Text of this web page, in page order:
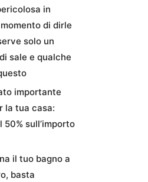
in
di dirle
solo un
sale e qualche
importante
la tua casa:
50% sull’importo
il tuo bagno a
basta